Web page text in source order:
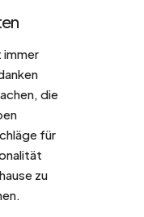
immer
die
für
zu